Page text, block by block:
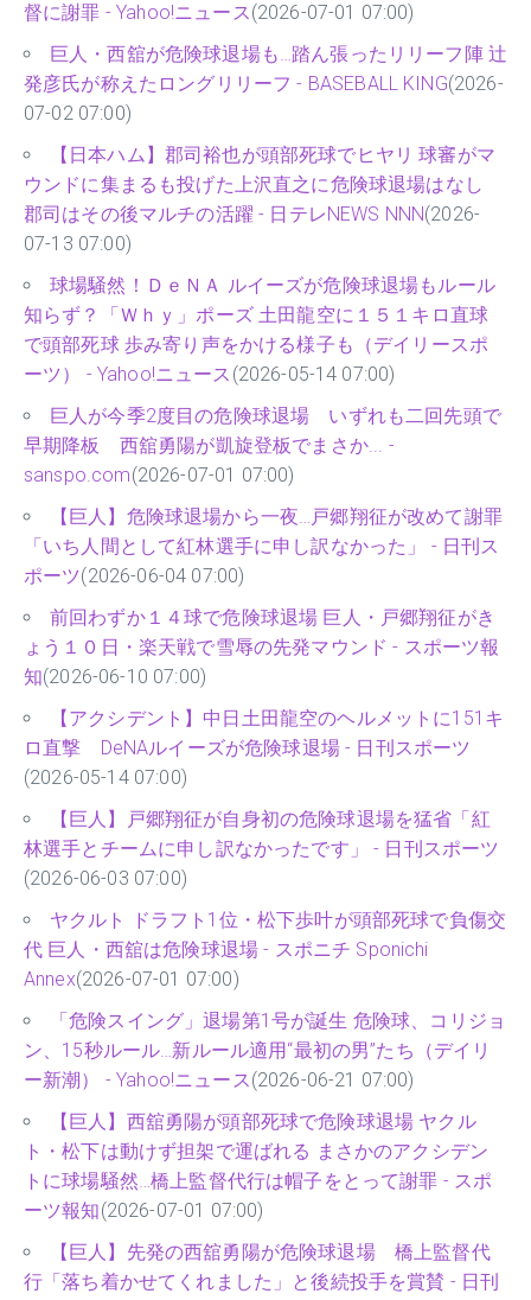
督に謝罪 - Yahoo!ニュース(2026-07-01 07:00)
巨人・西舘が危険球退場も…踏ん張ったリリーフ陣 辻
発彦氏が称えたロングリリーフ - BASEBALL KING(2026-
07-02 07:00)
【日本ハム】郡司裕也が頭部死球でヒヤリ 球審がマ
ウンドに集まるも投げた上沢直之に危険球退場はなし
郡司はその後マルチの活躍 - 日テレNEWS NNN(2026-
07-13 07:00)
球場騒然！ＤｅＮＡ ルイーズが危険球退場もルール
知らず？「Ｗｈｙ」ポーズ 土田龍空に１５１キロ直球
で頭部死球 歩み寄り声をかける様子も（デイリースポ
ーツ） - Yahoo!ニュース (2026-05-14 07:00)
巨人が今季2度目の危険球退場 いずれも二回先頭で
早期降板 西舘勇陽が凱旋登板でまさか... -
sanspo.com(2026-07-01 07:00)
【巨人】危険球退場から一夜…戸郷翔征が改めて謝罪
「いち人間として紅林選手に申し訳なかった」 - 日刊ス
ポーツ(2026-06-04 07:00)
前回わずか１４球で危険球退場 巨人・戸郷翔征がき
ょう１０日・楽天戦で雪辱の先発マウンド - スポーツ報
知(2026-06-10 07:00)
【アクシデント】中日土田龍空のヘルメットに151キ
ロ直撃 DeNAルイーズが危険球退場 - 日刊スポーツ
(2026-05-14 07:00)
【巨人】戸郷翔征が自身初の危険球退場を猛省「紅
林選手とチームに申し訳なかったです」 - 日刊スポーツ
(2026-06-03 07:00)
ヤクルト ドラフト1位・松下歩叶が頭部死球で負傷交
代 巨人・西舘は危険球退場 - スポニチ Sponichi
Annex(2026-07-01 07:00)
「危険スイング」退場第1号が誕生 危険球、コリジョ
ン、15秒ルール…新ルール適用“最初の男”たち（デイリ
ー新潮） - Yahoo!ニュース(2026-06-21 07:00)
【巨人】西舘勇陽が頭部死球で危険球退場 ヤクル
ト・松下は動けず担架で運ばれる まさかのアクシデン
トに球場騒然…橋上監督代行は帽子をとって謝罪 - スポ
ーツ報知(2026-07-01 07:00)
【巨人】先発の西舘勇陽が危険球退場 橋上監督代
行「落ち着かせてくれました」と後続投手を賞賛 - 日刊